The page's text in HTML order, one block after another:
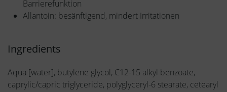
Barrierefunktion
Allantoin: besänftigend, mindert Irritationen
Ingredients
Aqua [water], butylene glycol, C12-15 alkyl benzoate,
caprylic/capric triglyceride, polyglyceryl-6 stearate, cetearyl